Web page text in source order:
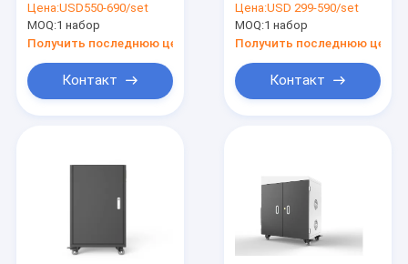
поручая
Цена:USD550-690/set
MOQ:1 набор
Получить последнюю цену
Контакт
поручая
Цена:USD 299-590/set
MOQ:1 набор
Получить последнюю цену
Контакт